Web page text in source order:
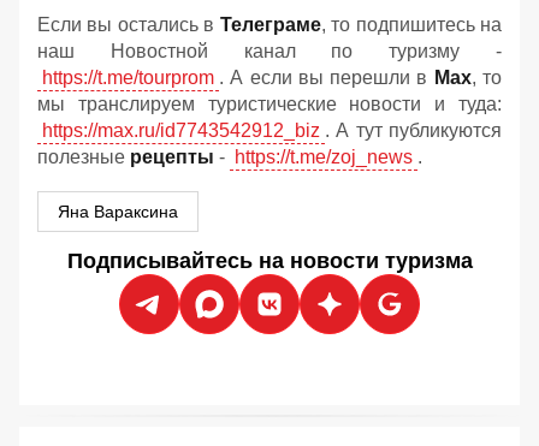
Если вы остались в Телеграме, то подпишитесь на
наш Новостной канал по туризму -
https://t.me/tourprom . А если вы перешли в Мах, то
мы транслируем туристические новости и туда:
https://max.ru/id7743542912_biz . А тут публикуются
полезные рецепты - https://t.me/zoj_news .
Яна Вараксина
Подписывайтесь на новости туризма